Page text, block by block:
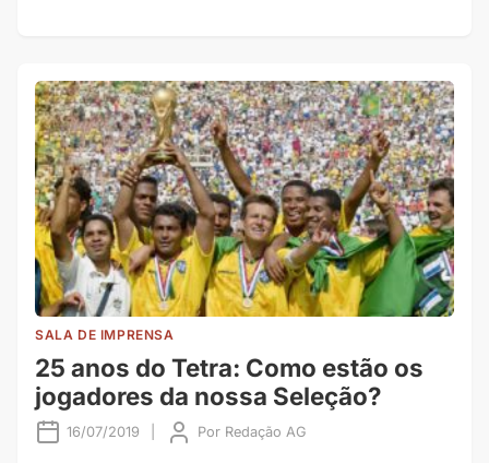
SALA DE IMPRENSA
25 anos do Tetra: Como estão os
jogadores da nossa Seleção?
16/07/2019 Por Redação AG